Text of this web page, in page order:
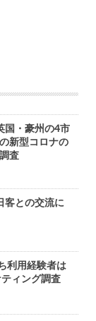
国・豪州の4市
新型コロナの
査
客との交流に
利用経験者は
ィング調査